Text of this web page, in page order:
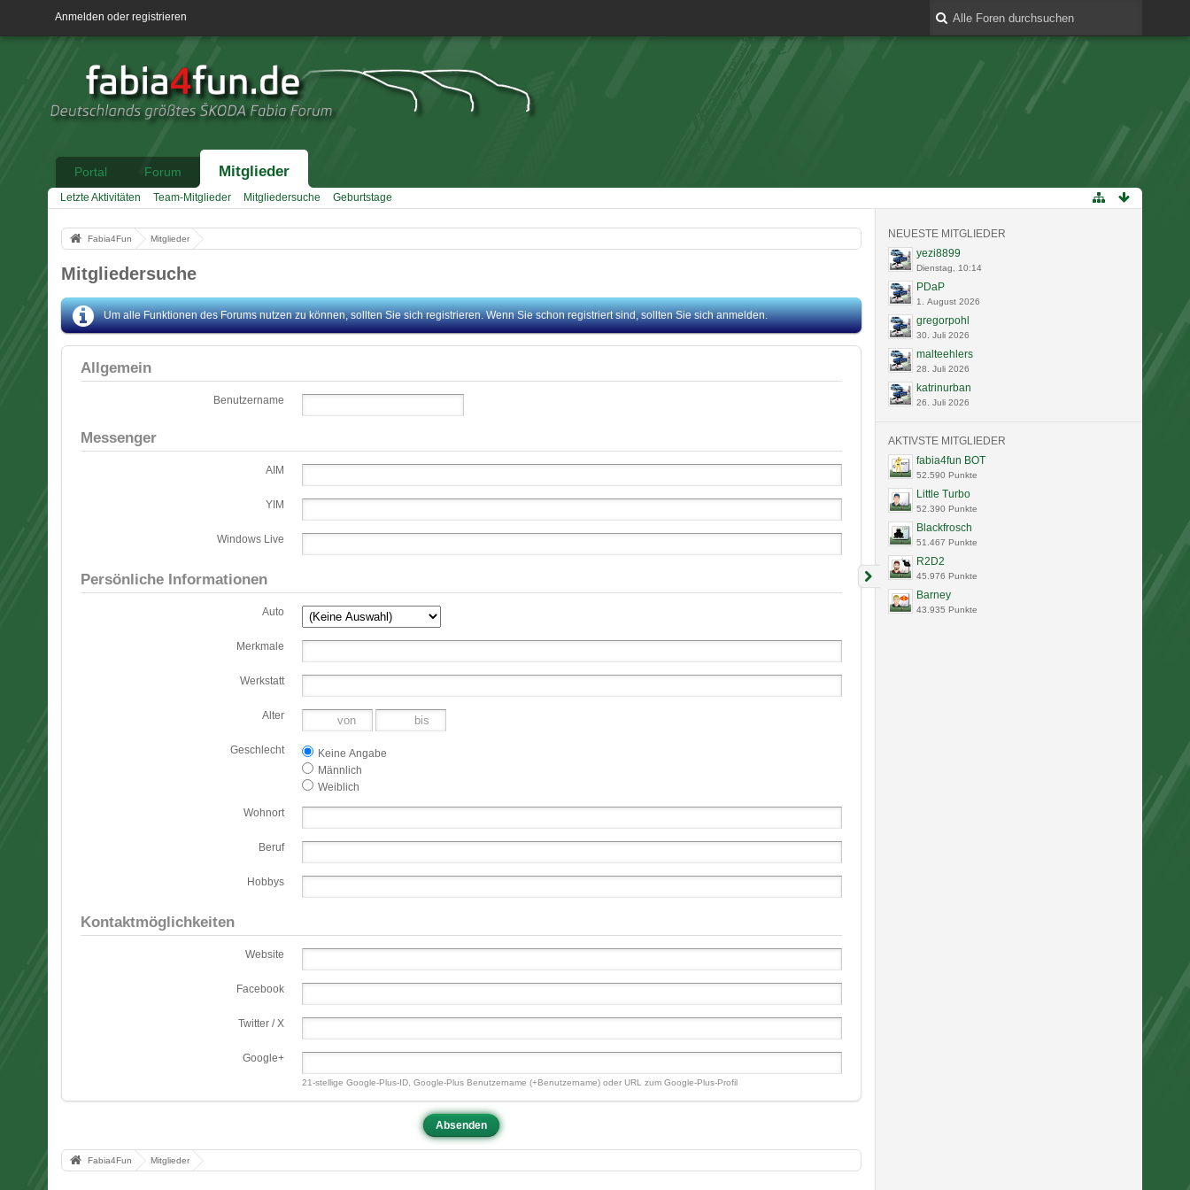
Anmelden oder registrieren
Portal Forum Mitglieder
Letzte Aktivitäten Team-Mitglieder Mitgliedersuche Geburtstage
Fabia4Fun Mitglieder
Mitgliedersuche
Um alle Funktionen des Forums nutzen zu können, sollten Sie sich registrieren. Wenn Sie schon registriert sind, sollten Sie sich anmelden.
Allgemein
Benutzername
Messenger
AIM
YIM
Windows Live
Persönliche Informationen
Auto
Merkmale
Werkstatt
Alter
Geschlecht
Keine Angabe
Männlich
Weiblich
Wohnort
Beruf
Hobbys
Kontaktmöglichkeiten
Website
Facebook
Twitter / X
Google+
21-stellige Google-Plus-ID, Google-Plus Benutzername (+Benutzername) oder URL zum Google-Plus-Profil
Fabia4Fun Mitglieder
NEUESTE MITGLIEDER
yezi8899
Dienstag, 10:14
PDaP
1. August 2026
gregorpohl
30. Juli 2026
malteehlers
28. Juli 2026
katrinurban
26. Juli 2026
AKTIVSTE MITGLIEDER
fabia4fun BOT
52.590 Punkte
Little Turbo
52.390 Punkte
Blackfrosch
51.467 Punkte
R2D2
45.976 Punkte
Barney
43.935 Punkte